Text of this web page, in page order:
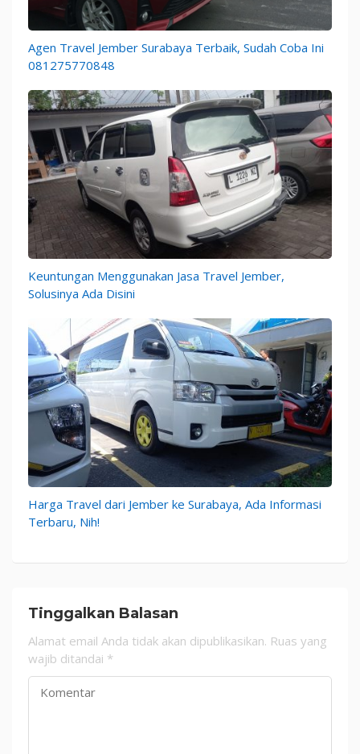
Agen Travel Jember Surabaya Terbaik, Sudah Coba Ini
081275770848
Keuntungan Menggunakan Jasa Travel Jember,
Solusinya Ada Disini
Harga Travel dari Jember ke Surabaya, Ada Informasi
Terbaru, Nih!
Tinggalkan Balasan
Alamat email Anda tidak akan dipublikasikan. Ruas yang
wajib ditandai *